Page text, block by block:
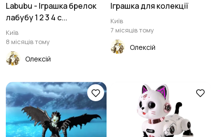
Labubu - Іграшка брелок
лабубу 1 2 3 4 с...
Київ
8 місяців тому
Олексій
Іграшка для колекції
Київ
7 місяців тому
Олексій